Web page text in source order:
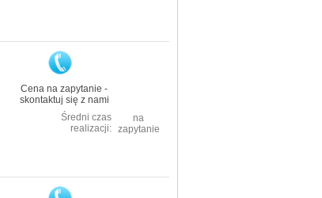
Cena na zapytanie -
skontaktuj się z nami
na
zapytanie
Średni czas
realizacji: